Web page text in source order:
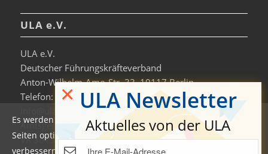
ULA e.V.
ULA e.V.
Deutscher Führungskräfteverband
Anton-Wilhelm-Amo-Str. 33, 10117 Berlin
Telefon: +49 30-306963-0
Amtsgericht Charlottenburg
VR 36138 B
Es werden auf dieser Website Cookies verwendet, um die
Seiten optimiert darzustellen und das Nutzererlebnis zu
verbessern. Durch die Nutzung unserer Seiten erklären Sie
ULA Newsletter
Aktuelles von der ULA
×